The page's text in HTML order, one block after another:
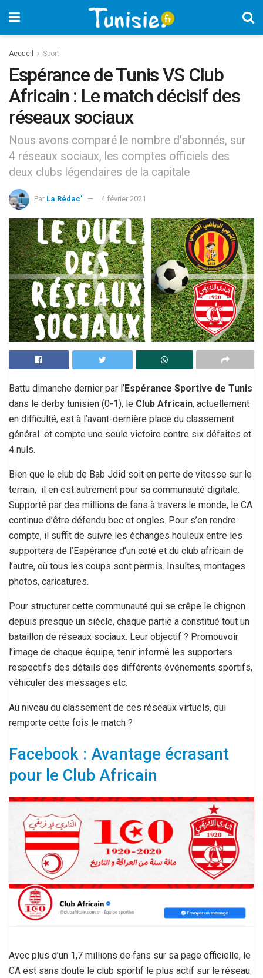
Accueil Sport
Espérance de Tunis VS Club
Africain : Le match décisif des
réseaux sociaux
Nous avons comparé le nombre d'abonnés, sur
4 réseaux sociaux, les comptes officiels des
deux clubs légendaires de la capitale
Par La Rédac' 4 février 2021
Battu dimanche dernier par l’Espérance Sportive de Tunis
dans le derby tunisien (0-1), le Club Africain, actuellement
en difficulté, est à l’avant-dernière place du classement
général et compte une seule victoire contre six défaites et
4 nuls.
Bien que le club de Bab Jdid soit en perte de vitesse sur le
terrain, il en est autrement pour sa communauté digitale.
Supporté par des millions de fans à travers le monde, le CA
continue d’être défendu bec et ongles. Pour s’en rendre
compte, il suffit de suivre les échanges houleux entre les
supporters de l’Espérance d’un coté et du club africain de
l’autre, où tous les coups sont permis. Insultes, montages
photos, caricatures.
Pour structurer cette communauté qui se crêpe le chignon
depuis presque un siècle, chaque partie a constitué tout un
bataillon de réseaux sociaux. Leur objectif ? Promouvoir
l’image de chaque équipe, tenir informé les supporters
respectifs des détails des différents événements sportifs,
véhiculer des messages etc.
Au niveau du classement de ces réseaux virtuels, qui
remporte cette fois le match ?
Facebook : Avantage écrasant
pour le Club Africain
Avec plus d’un 1,7 millions de fans sur sa page officielle, le
CA est sans doute le club sportif le plus actif sur le réseau